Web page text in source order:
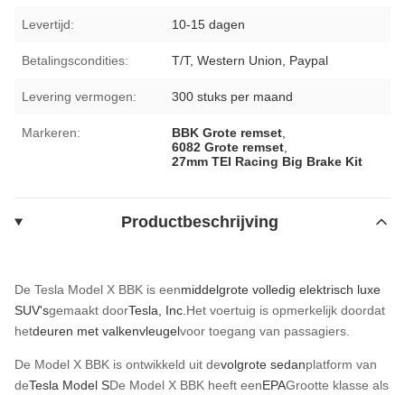
Levertijd: 10-15 dagen
Betalingscondities: T/T, Western Union, Paypal
Levering vermogen: 300 stuks per maand
Markeren: BBK Grote remset
6082 Grote remset
27mm TEI Racing Big Brake Kit
Productbeschrijving
De Tesla Model X BBK is eenmiddelgrote volledig elektrisch luxe
SUV'sgemaakt doorTesla, Inc. Het voertuig is opmerkelijk doordat
hetdeuren met valkenvleugelvoor toegang van passagiers.
De Model X BBK is ontwikkeld uit devolgrote sedanplatform van
deTesla Model SDe Model X BBK heeft eenEPAGrootte klasse als